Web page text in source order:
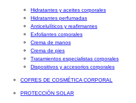
Hidratantes y aceites corporales
Hidratantes perfumadas
Anticelulíticos y reafirmantes
Exfoliantes corporales
Crema de manos
Crema de pies
Tratamientos especialistas corporales
Dispositivos y accesorios corporales
COFRES DE COSMÉTICA CORPORAL
PROTECCIÓN SOLAR